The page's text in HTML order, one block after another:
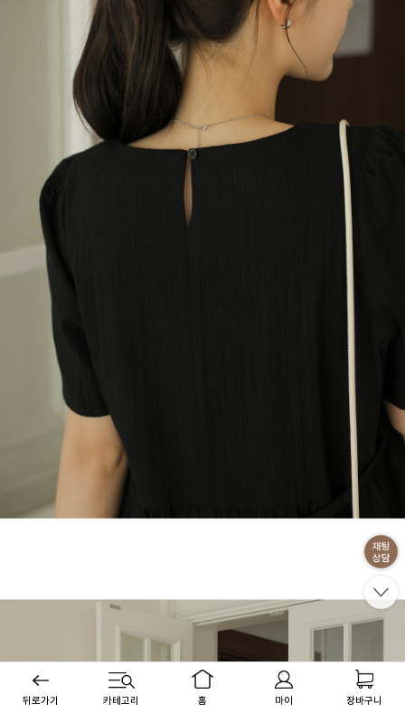
뒤로가기 카테고리 홈 마이 장바구니